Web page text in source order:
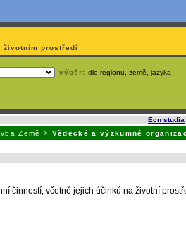
životním prostředí
výběr: dle regionu, země, jazyka
Ecn studia
Země > Vědecké a výzkumné
činností, včetně jejich účinků na životní